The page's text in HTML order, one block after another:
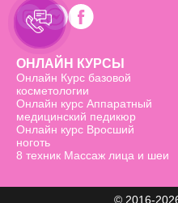
ОНЛАЙН КУРСЫ
Онлайн Курс базовой
косметологии
Онлайн курс Аппаратный
медицинский педикюр
Онлайн курс Вросший
ноготь
8 техник Массаж лица и шеи
© 2016-